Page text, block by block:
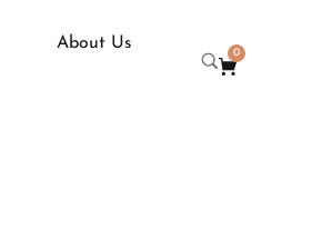
About Us
0